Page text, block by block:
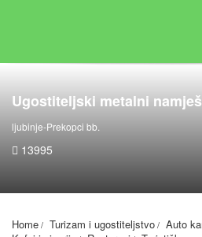
Ugostiteljski metalni
ljubinje-Prekopci bb.
13995
Home Turizam i ugostiteljstvo Auto